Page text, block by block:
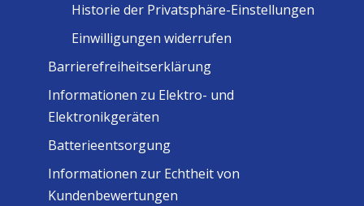
Historie der Privatsphäre-Einstellungen
Einwilligungen widerrufen
Barrierefreiheitserklärung
Informationen zu Elektro- und
Elektronikgeräten
Batterieentsorgung
Informationen zur Echtheit von
Kundenbewertungen